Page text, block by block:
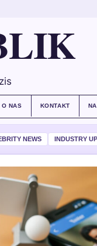
O NAS KONTAKT
NEWS INDUSTRY